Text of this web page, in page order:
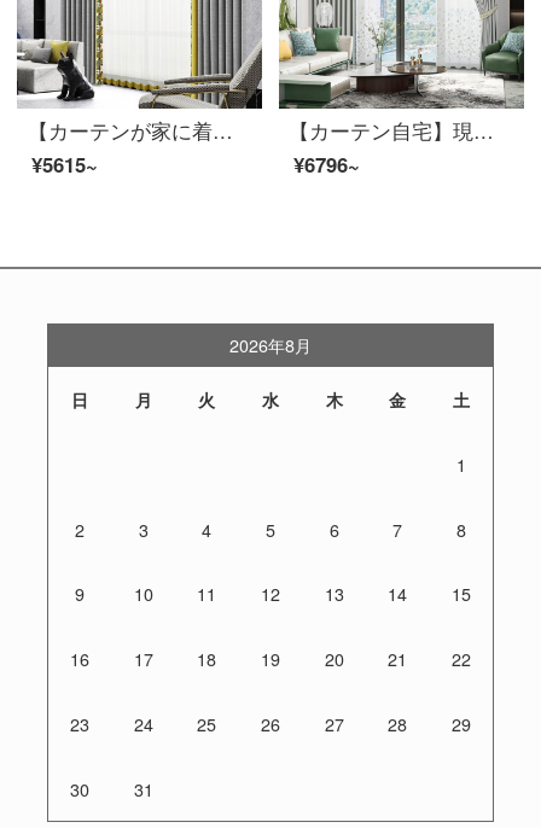
【カーテンが家に着く】簡単なカーテン製品のポリエステルをつなぎ合わせてリビングルームを遮光してカスタマイズします。面白い灰定型窓JBLW-001 Sフック/カーテンヘッドを含まない(高さ2.6 m以内で変更可能)XSのカーテンセット/ダブルオープン(適用窓幅2 m以下)
¥5615~
【カーテン自宅】現代の花カーテン製品の高精密なカーテンシンプル主義高遮光カスタマイズリビングルームの書斎は床の窓LDC 20 SSB-0701 Sフック/カーテンなし(高さ2.6メートル以内は変えられます)Sのカーテンセット/ダブルオープン(適用窓幅2-2.6メートル)
¥6796~
2026年8月
日 月 火 水 木 金 土
1
2 3 4 5 6 7 8
9 10 11 12 13 14 15
16 17 18 19 20 21 22
23 24 25 26 27 28 29
30 31